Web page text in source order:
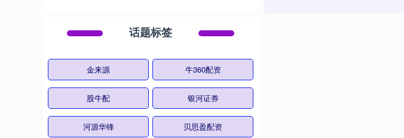
话题标签
金来源 牛360配资
股牛配 银河证券
河源华锋 贝思盈配资